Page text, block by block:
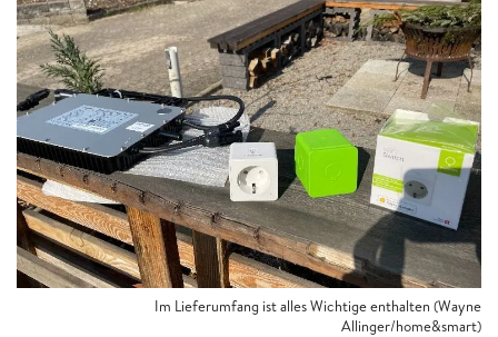
Im Lieferumfang ist alles Wichtige enthalten (Wayne
Allinger/home&smart)